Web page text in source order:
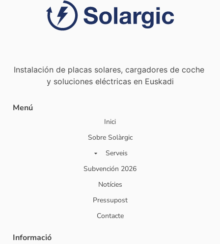
Instalación de placas solares, cargadores de coche
y soluciones eléctricas en Euskadi
Menú
Inici
Sobre Solàrgic
Serveis
Subvención 2026
Notícies
Pressupost
Contacte
Informació